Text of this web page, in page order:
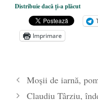
Nicolae
de la naștere -
„Carnea
Părintele
Voicescu,
Distribuie dacă ți-a plăcut
Imprimare
Moșii de iarnă,
Claudiu Târziu,